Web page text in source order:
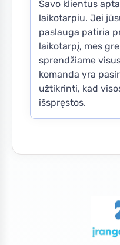
Savo klientus
laikotarpiu. Jei
paslauga patiria
laikotarpį, mes
sprendžiame
komanda yra
užtikrinti, kad
išspręstos.